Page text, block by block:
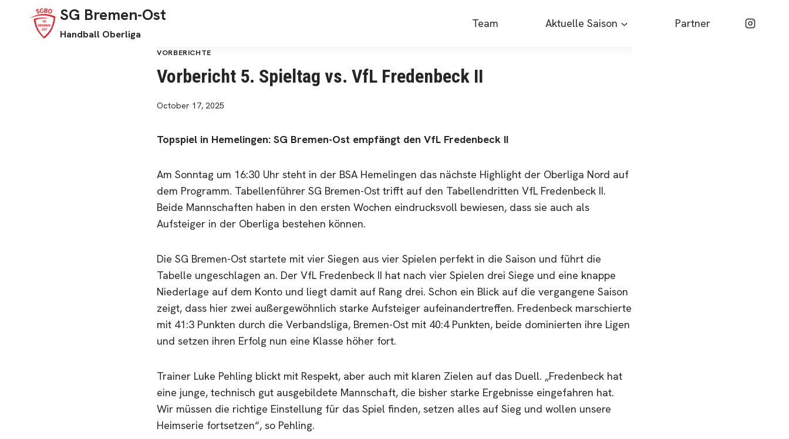
SG Bremen-Ost
Handball Oberliga
Team Aktuelle Saison Partner
VORBERICHTE
Vorbericht 5. Spieltag vs. VfL Fredenbeck II
October 17, 2025
Topspiel in Hemelingen: SG Bremen-Ost empfängt den VfL Fredenbeck II
Am Sonntag um 16:30 Uhr steht in der BSA Hemelingen das nächste Highlight der Oberliga Nord auf
dem Programm. Tabellenführer SG Bremen-Ost trifft auf den Tabellendritten VfL Fredenbeck II.
Beide Mannschaften haben in den ersten Wochen eindrucksvoll bewiesen, dass sie auch als
Aufsteiger in der Oberliga bestehen können.
Die SG Bremen-Ost startete mit vier Siegen aus vier Spielen perfekt in die Saison und führt die
Tabelle ungeschlagen an. Der VfL Fredenbeck II hat nach vier Spielen drei Siege und eine knappe
Niederlage auf dem Konto und liegt damit auf Rang drei. Schon ein Blick auf die vergangene Saison
zeigt, dass hier zwei außergewöhnlich starke Aufsteiger aufeinandertreffen. Fredenbeck marschierte
mit 41:3 Punkten durch die Verbandsliga, Bremen-Ost mit 40:4 Punkten, beide dominierten ihre Ligen
und setzen ihren Erfolg nun eine Klasse höher fort.
Trainer Luke Pehling blickt mit Respekt, aber auch mit klaren Zielen auf das Duell. „Fredenbeck hat
eine junge, technisch gut ausgebildete Mannschaft, die bisher starke Ergebnisse eingefahren hat.
Wir müssen die richtige Einstellung für das Spiel finden, setzen alles auf Sieg und wollen unsere
Heimserie fortsetzen“, so Pehling.